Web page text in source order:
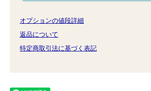
オプションの値段詳細
返品について
特定商取引法に基づく表記